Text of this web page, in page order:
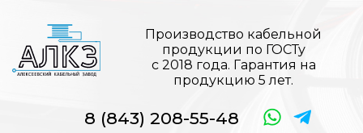
Производство кабельной
продукции по ГОСТу
с 2018 года. Гарантия на
продукцию 5 лет.
8 (843) 208-55-48